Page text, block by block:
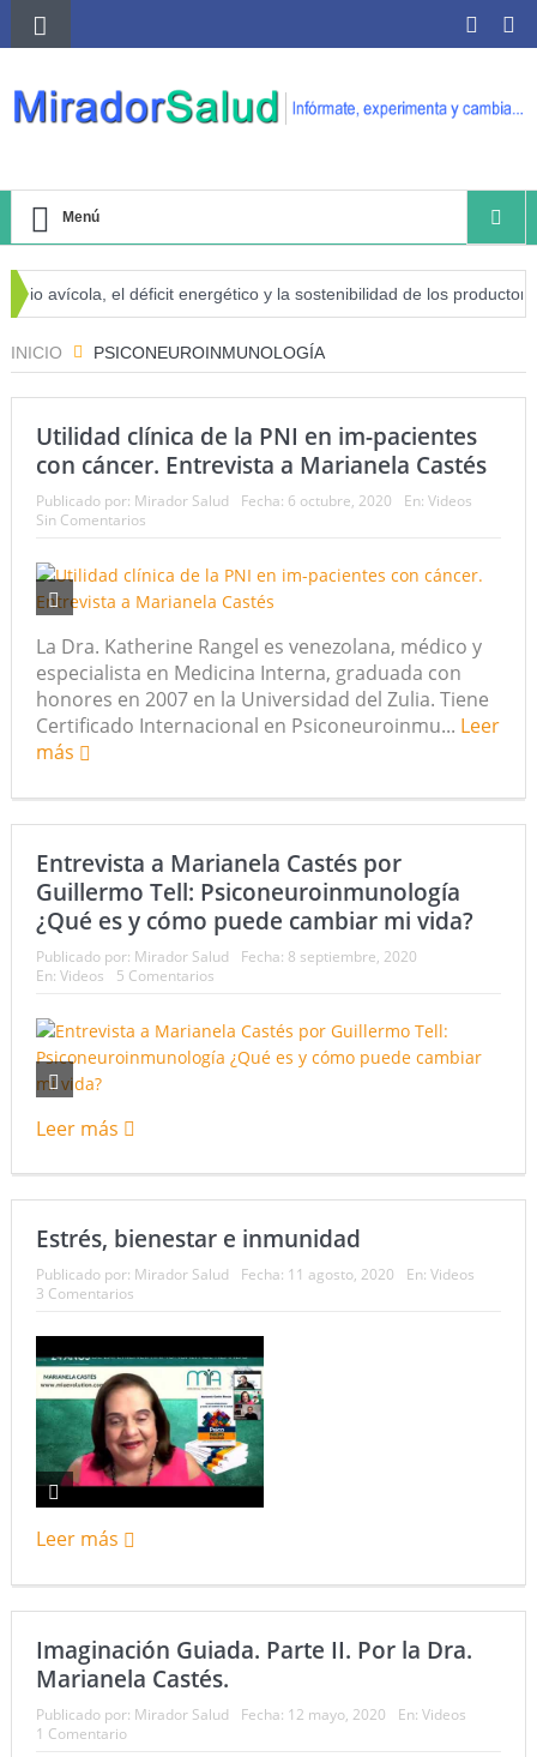
Menú
el déficit energético y la sostenibilidad de los productores
INICIO PSICONEUROINMUNOLOGÍA
Utilidad clínica de la PNI en im-pacientes
con cáncer. Entrevista a Marianela Castés
Publicado por: Mirador Salud Fecha: 6 octubre, 2020 En: Videos
Sin Comentarios
La Dra. Katherine Rangel es venezolana, médico y
especialista en Medicina Interna, graduada con
honores en 2007 en la Universidad del Zulia. Tiene
Certificado Internacional en Psiconeuroinmu... Leer
más
Entrevista a Marianela Castés por
Guillermo Tell: Psiconeuroinmunología
¿Qué es y cómo puede cambiar mi vida?
Publicado por: Mirador Salud Fecha: 8 septiembre, 2020
En: Videos 5 Comentarios
Leer más
Estrés, bienestar e inmunidad
Publicado por: Mirador Salud Fecha: 11 agosto, 2020 En: Videos
3 Comentarios
Leer más
Imaginación Guiada. Parte II. Por la Dra.
Marianela Castés.
Publicado por: Mirador Salud Fecha: 12 mayo, 2020 En: Videos
1 Comentario